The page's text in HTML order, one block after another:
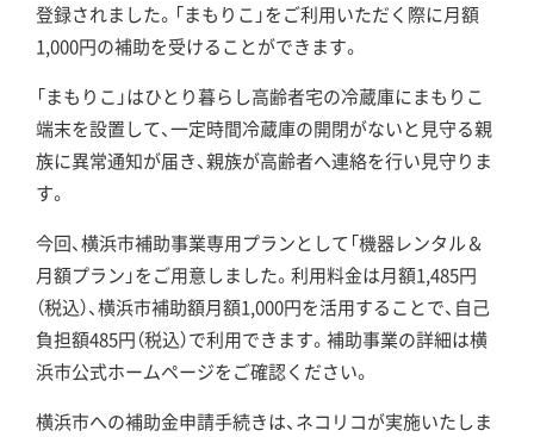
登録されました。「まもりこ」をご利用いただく際に月額
1,000円の補助を受けることができます。
「まもりこ」はひとり暮らし高齢者宅の冷蔵庫にまもりこ
端末を設置して、一定時間冷蔵庫の開閉がないと見守る親
族に異常通知が届き、親族が高齢者へ連絡を行い見守りま
す。
今回、横浜市補助事業専用プランとして「機器レンタル＆
月額プラン」をご用意しました。利用料金は月額1,485円
（税込）、横浜市補助額月額1,000円を活用することで、自己
負担額485円（税込）で利用できます。補助事業の詳細は横
浜市公式ホームページをご確認ください。
横浜市への補助金申請手続きは、ネコリコが実施いたしま